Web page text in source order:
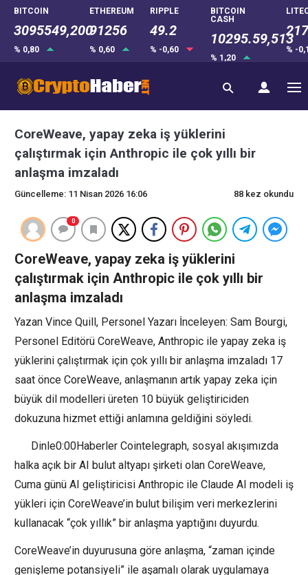
BITCOIN
3095549,200
% 0,80
ETHEREUM
91256
% 0,60
RIPPLE
49.2
% -0,60
BITCOIN
CASH
10295.59,513
% 1,20
% -
CoreWeave, yapay zeka iş yüklerini
çalıştırmak için Anthropic ile çok yıllı bir
anlaşma imzaladı
Güncelleme: 11 Nisan 2026 16:06 88 kez okundu
0
CoreWeave, yapay zeka iş yüklerini
çalıştırmak için Anthropic ile çok yıllı bir
anlaşma imzaladı
Yazan Vince Quill, Personel Yazarı İnceleyen: Sam Bourgi,
Personel Editörü CoreWeave, Anthropic ile yapay zeka iş
yüklerini çalıştırmak için çok yıllı bir anlaşma imzaladı 17
saat önce CoreWeave, anlaşmanın artık yapay zeka için
büyük dil modelleri üreten 10 büyük geliştiriciden
dokuzuna hizmet ettiği anlamına geldiğini söyledi.
Dinle0:00Haberler Cointelegraph, sosyal akışımızda
halka açık bir AI bulut altyapı şirketi olan CoreWeave,
Cuma günü AI geliştiricisi Anthropic ile Claude AI modeli iş
yükleri için CoreWeave’in bulut bilişim veri merkezlerini
kullanacak “çok yıllık” bir anlaşma yaptığını duyurdu.
CoreWeave’in duyurusuna göre anlaşma, “zaman içinde
genişleme potansiyeli” ile aşamalı olarak uygulamaya